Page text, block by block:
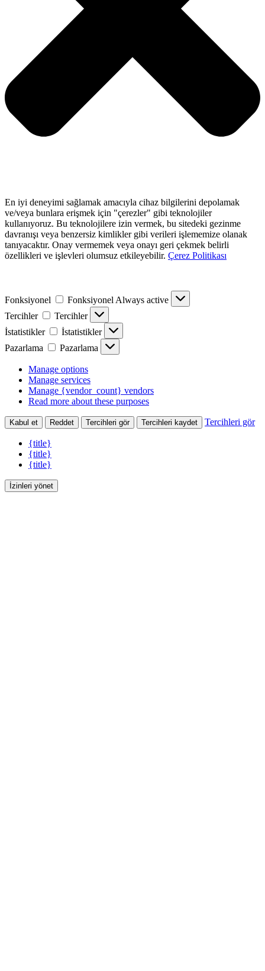
En iyi deneyimi sağlamak amacıyla cihaz bilgilerini depolamak
ve/veya bunlara erişmek için "çerezler" gibi teknolojiler
kullanıyoruz. Bu teknolojilere izin vermek, bu sitedeki gezinme
davranışı veya benzersiz kimlikler gibi verileri işlememize olanak
tanıyacaktır. Onay vermemek veya onayı geri çekmek belirli
özellikleri ve işlevleri olumsuz etkileyebilir. Çerez Politikası
Fonksiyonel Fonksiyonel Always active
Tercihler
Tercihler
İstatistikler
İstatistikler
Pazarlama
Pazarlama
Manage options
Manage services
Manage {vendor_count} vendors
Read more about these purposes
Kabul et Reddet Tercihleri gör Tercihleri kaydet Tercihleri gör
{title}
{title}
{title}
İzinleri yönet